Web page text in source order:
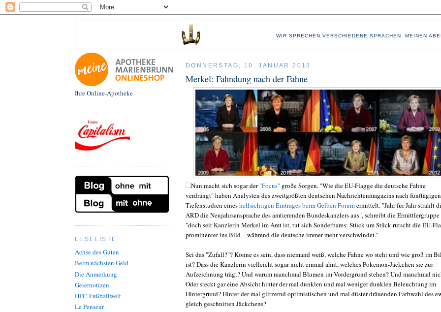
WIR SPRECHEN VERSCHIEDENE SPRACHEN. MEINEN
Ihre Online-Apotheke
LESELISTE
Achse des Guten
Beim nächsten Geld
Die Anmerkung
Geiernotizen
HFC-Fußballwelt
Le Penseur
DONNERSTAG, 10. JANUAR 2013
Merkel: Fahndung nach der Fahne
Nun macht sich sogar der "Focus" große Sorgen. "Wie die EU-Flagge die deutsche Fahne
verdrängt" haben Analysten des zweitgrößten deutschen Nachrichtenmagazins nach fünftägigen
Tiefenstudien eineshellsichtigen Eintrages beim Gelben Forumermittelt. "Jahr für Jahr strahlt
ARD die Neujahrsansprache des amtierenden Bundeskanzlers aus", schreibt die Ermittlergruppe
"doch seit Kanzlerin Merkel im Amt ist, tut sich Sonderbares: Stück um Stück rutscht die EU-
prominenter ins Bild – während die deutsche immer mehr verschwindet."
Sei das "Zufall?"? Könne es sein, dass niemand weiß, welche Fahne wo steht und wie groß im
ist? Dass die Kanzlerin vielleicht sogar nicht einmal ahnt, welches Pokemon-Jäckchen sie zur
Aufzeichnung trägt? Und warum manchmal Blumen im Vordergrund stehen? Und manchmal
Oder steckt gar eine Absicht hinter der mal dunklen und mal weniger dunklen Beleuchtung im
Hintergrund? Hinter der mal glitzernd optimistischen und mal düster dräuenden Farbwahl des
gleich geschnitten Jäckchens?